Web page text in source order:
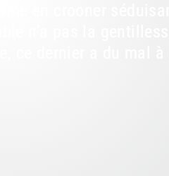
en crooner
n’a pas la